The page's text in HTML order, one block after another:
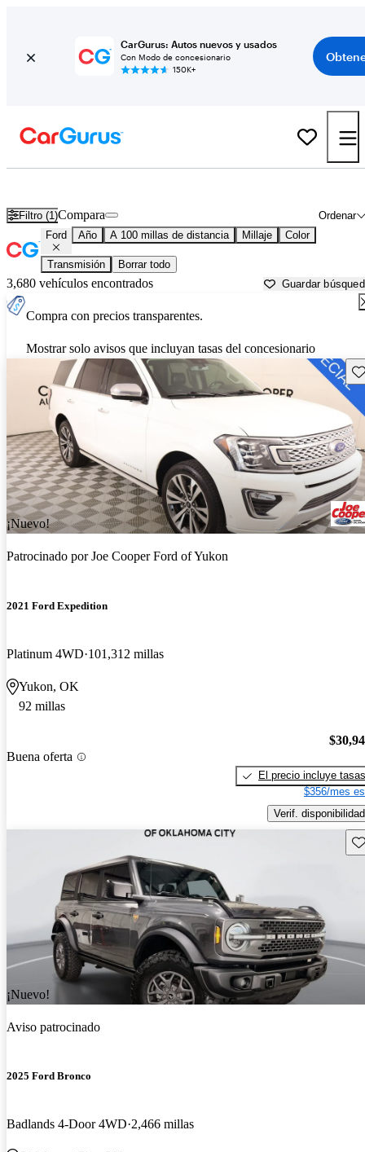
CarGurus: Autos nuevos y usados
Con Modo de concesionario
150K+
Filtro (1) Ordenar
Compara
Ford Año A 100 millas de distancia Millaje Color
Transmisión Borrar todo
3,680 vehículos encontrados Guardar
Compra con precios transparentes.
Mostrar solo avisos que incluyan tasas del concesionario
¡Nuevo!
Patrocinado porJoe Cooper Ford of Yukon
2021 Ford Expedition
Platinum 4WD 101,312 millas
Yukon, OK
92 millas
Buena oferta
El precio incluye tasas
$356/mes
Verif. disponibilidad
¡Nuevo!
Aviso patrocinado
2025 Ford Bronco
Badlands 4-Door 4WD 2,466 millas